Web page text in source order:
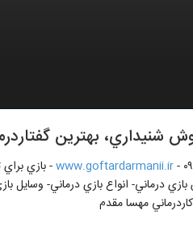
شنيداري، بهترين
www.goftardarmanii.ir- بازي
درماني- انواع بازي درماني- وسايل
مهسا مقدم